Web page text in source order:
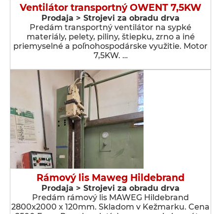
Ventilátor transportný OWENT 7,5KW
Prodaja > Strojevi za obradu drva
Predám transportný ventilátor na sypké
materiály, pelety, piliny, štiepku, zrno a iné
priemyselné a poľnohospodárske využitie. Motor
7,5KW. …
Rámový lis Maweg Hildebrand
Prodaja > Strojevi za obradu drva
Predám rámový lis MAWEG Hildebrand
2800x2000 x 120mm. Skladom v Kežmarku. Cena